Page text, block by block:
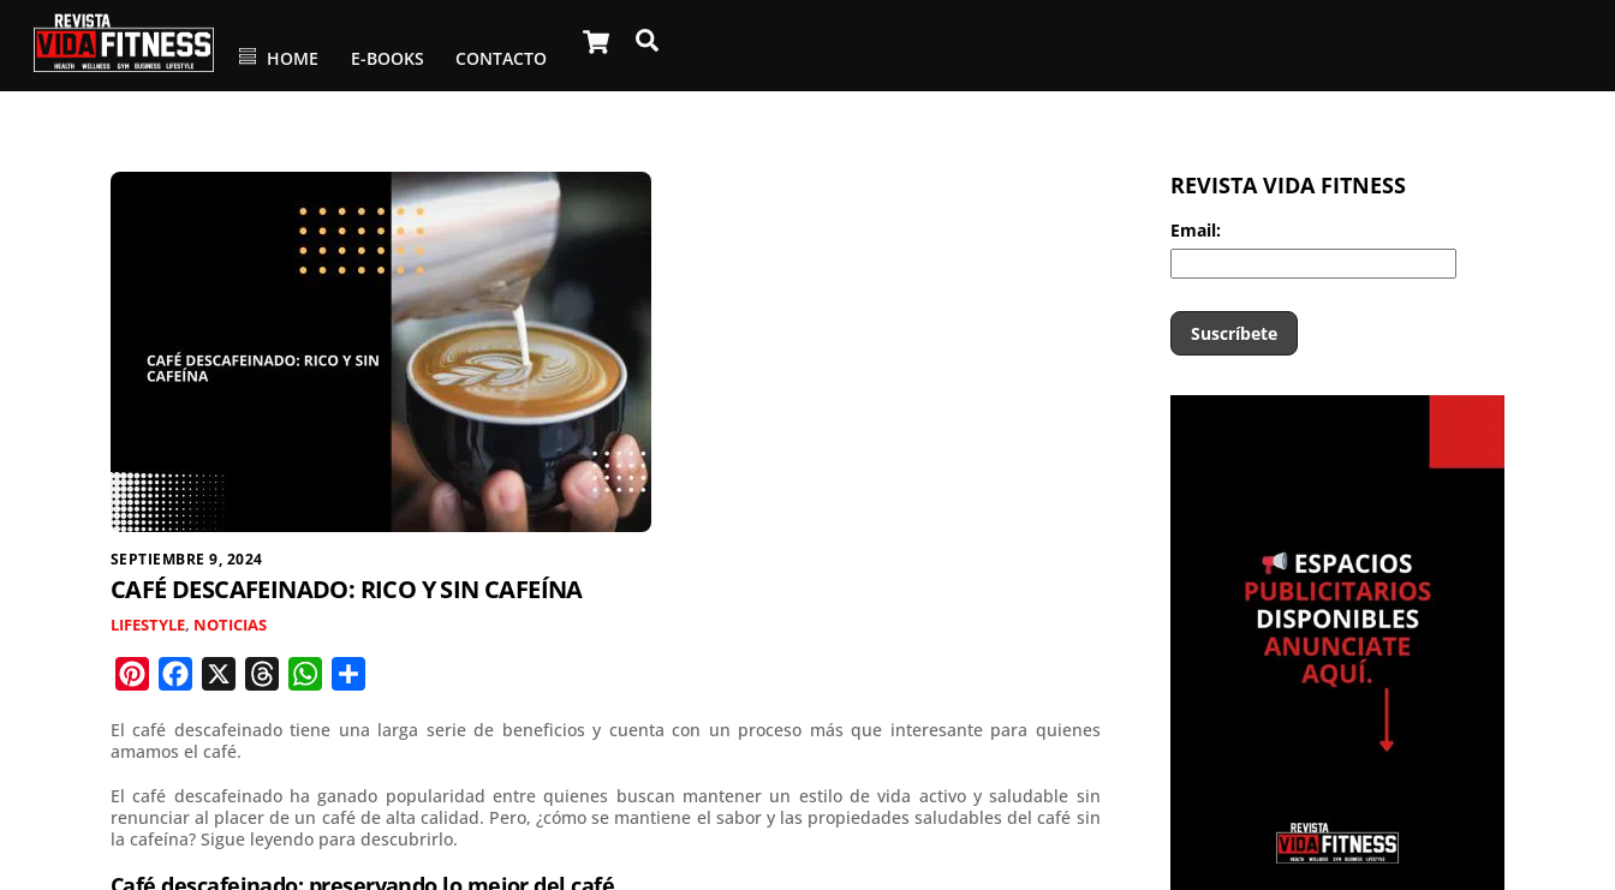
content
Cart
HOME E-BOOKS CONTACTO
SEPTIEMBRE 9, 2024
CAFÉ DESCAFEINADO: RICO Y SIN CAFEÍNA
LIFESTYLE, NOTICIAS
n
e
r
e
c
b
o
o
r
a
d
s
W
a
s
A
p
m
a
r
t
El café descafeinado tiene una larga serie de beneficios y cuenta con un proceso más que interesante para quienes
amamos el café.
El café descafeinado ha ganado popularidad entre quienes buscan mantener un estilo de vida activo y saludable sin
renunciar al placer de un café de alta calidad. Pero, ¿cómo se mantiene el sabor y las propiedades saludables del café sin
la cafeína? Sigue leyendo para descubrirlo.
REVISTA VIDA FITNESS
Email: